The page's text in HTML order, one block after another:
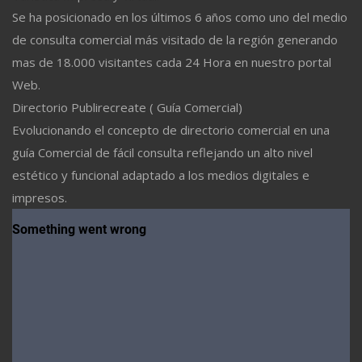
Se ha posicionado en los últimos 6 años como uno del medio
de consulta comercial más visitado de la región generando
mas de 18.000 visitantes cada 24 Hora en nuestro portal
Web.
Directorio Publirecreate ( Guía Comercial)
Evolucionando el concepto de directorio comercial en una
guía Comercial de fácil consulta reflejando un alto nivel
estético y funcional adaptado a los medios digitales e
impresos.